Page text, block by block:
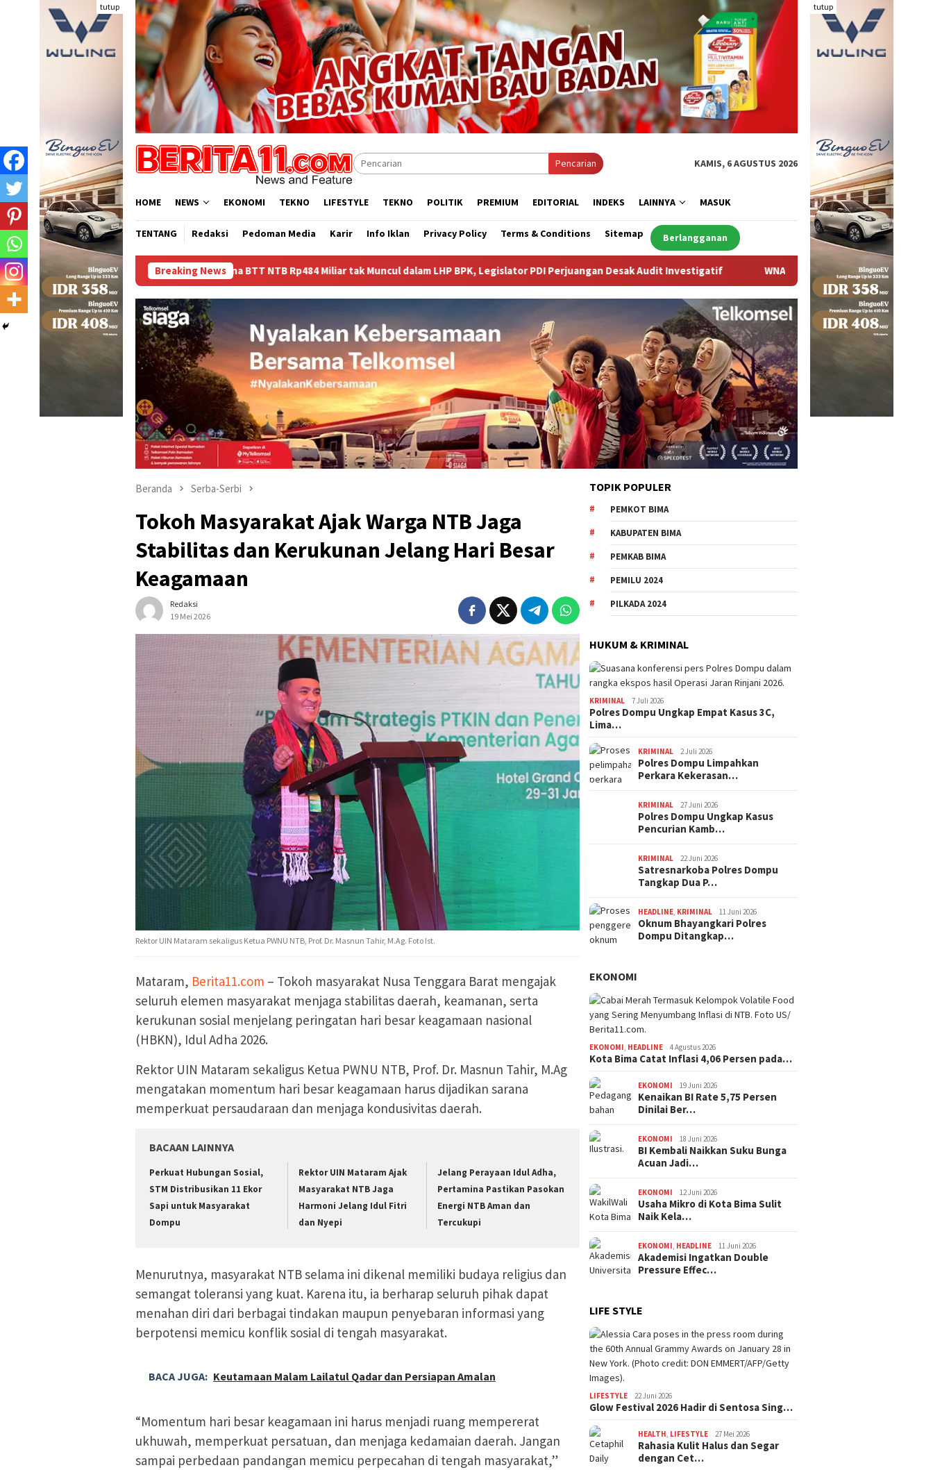
tutup tutup
Pencarian KAMIS, 6 AGUSTUS 2026
HOME NEWS EKONOMI TEKNO LIFESTYLE TEKNO POLITIK PREMIUM EDITORIAL INDEKS LAINNYA MASUK
TENTANG Redaksi Pedoman Media Karir Info Iklan Privacy Policy Terms & Conditions Sitemap Berlangganan
Breaking News
Dana BTT NTB Rp484 Miliar tak Muncul dalam LHP BPK, Legislator PDI Perjuangan Desak Audit Investigatif WNA Asal Arab Saudi Ditemukan Meninggal di Desa Piong
Beranda Serba-Serbi
Tokoh Masyarakat Ajak Warga NTB Jaga
Stabilitas dan Kerukunan Jelang Hari Besar
Keagamaan
Redaksi
19 Mei 2026
Rektor UIN Mataram sekaligus Ketua PWNU NTB, Prof. Dr. Masnun Tahir, M.Ag. Foto Ist.
Mataram, Berita11.com – Tokoh masyarakat Nusa Tenggara Barat mengajak
seluruh elemen masyarakat menjaga stabilitas daerah, keamanan, serta
kerukunan sosial menjelang peringatan hari besar keagamaan nasional
(HBKN), Idul Adha 2026.
Rektor UIN Mataram sekaligus Ketua PWNU NTB, Prof. Dr. Masnun Tahir, M.Ag
mengatakan momentum hari besar keagamaan harus dijadikan sarana
memperkuat persaudaraan dan menjaga kondusivitas daerah.
BACAAN LAINNYA
Perkuat Hubungan Sosial,
STM Distribusikan 11 Ekor
Sapi untuk Masyarakat
Dompu
Rektor UIN Mataram Ajak
Masyarakat NTB Jaga
Harmoni Jelang Idul Fitri
dan Nyepi
Jelang Perayaan Idul Adha,
Pertamina Pastikan Pasokan
Energi NTB Aman dan
Tercukupi
Menurutnya, masyarakat NTB selama ini dikenal memiliki budaya religius dan
semangat toleransi yang kuat. Karena itu, ia berharap seluruh pihak dapat
menahan diri dari berbagai tindakan maupun penyebaran informasi yang
berpotensi memicu konflik sosial di tengah masyarakat.
BACA JUGA: Keutamaan Malam Lailatul Qadar dan Persiapan Amalan
“Momentum hari besar keagamaan ini harus menjadi ruang mempererat
ukhuwah, memperkuat persatuan, dan menjaga kedamaian daerah. Jangan
sampai perbedaan pandangan memicu perpecahan di tengah masyarakat,”
TOPIK POPULER
PEMKOT BIMA
KABUPATEN BIMA
PEMKAB BIMA
PEMILU 2024
PILKADA 2024
HUKUM & KRIMINAL
KRIMINAL 7 Juli 2026
Polres Dompu Ungkap Empat Kasus 3C,
Lima…
KRIMINAL 2 Juli 2026
Polres Dompu Limpahkan
Perkara Kekerasan…
KRIMINAL 27 Juni 2026
Polres Dompu Ungkap Kasus
Pencurian Kamb…
KRIMINAL 22 Juni 2026
Satresnarkoba Polres Dompu
Tangkap Dua P…
HEADLINE, KRIMINAL 11 Juni 2026
Oknum Bhayangkari Polres
Dompu Ditangkap…
EKONOMI
EKONOMI, HEADLINE 4 Agustus 2026
Kota Bima Catat Inflasi 4,06 Persen pada…
EKONOMI 19 Juni 2026
Kenaikan BI Rate 5,75 Persen
Dinilai Ber…
EKONOMI 18 Juni 2026
BI Kembali Naikkan Suku Bunga
Acuan Jadi…
EKONOMI 12 Juni 2026
Usaha Mikro di Kota Bima Sulit
Naik Kela…
EKONOMI, HEADLINE 11 Juni 2026
Akademisi Ingatkan Double
Pressure Effec…
LIFE STYLE
LIFESTYLE 22 Juni 2026
Glow Festival 2026 Hadir di Sentosa Sing…
HEALTH, LIFESTYLE 27 Mei 2026
Rahasia Kulit Halus dan Segar
dengan Cet…